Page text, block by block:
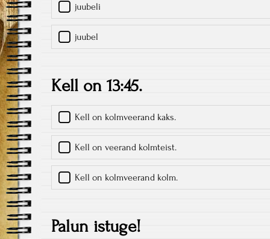
juubeli
juubel
Kell on 13:45.
Kell on kolmveerand kaks.
Kell on veerand kolmteist.
Kell on kolmveerand kolm.
Palun istuge!